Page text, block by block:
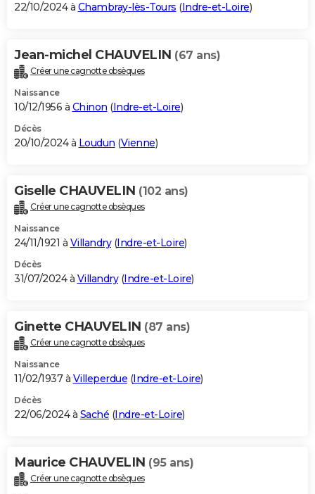
22/10/2024 à Chambray-lès-Tours (Indre-et-Loire)
Jean-michel CHAUVELIN (67 ans)
Créer une cagnotte obsèques
Naissance
10/12/1956 à Chinon (Indre-et-Loire)
Décès
20/10/2024 à Loudun (Vienne)
Giselle CHAUVELIN (102 ans)
Créer une cagnotte obsèques
Naissance
24/11/1921 à Villandry(Indre-et-Loire)
Décès
31/07/2024 à Villandry(Indre-et-Loire)
Ginette CHAUVELIN (87 ans)
Créer une cagnotte obsèques
Naissance
11/02/1937 à Villeperdue (Indre-et-Loire)
Décès
22/06/2024 à Saché (Indre-et-Loire)
Maurice CHAUVELIN (95 ans)
Créer une cagnotte obsèques